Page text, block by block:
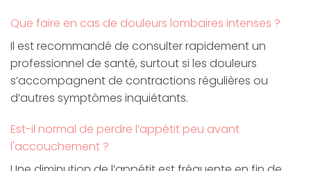
Que faire en cas de douleurs lombaires intenses ?
Il est recommandé de consulter rapidement un
professionnel de santé, surtout si les douleurs
s’accompagnent de contractions régulières ou
d’autres symptômes inquiétants.
Est-il normal de perdre l’appétit peu avant
l'accouchement ?